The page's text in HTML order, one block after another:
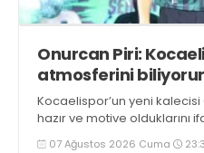
Onurcan Piri: Kocaeli
atmosferini
Kocaelispor’un yeni
hazır ve motive olduklarını
07 Ağustos 2026 Cuma